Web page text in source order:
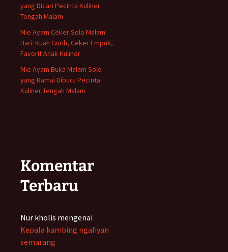
yang Dicari Pecinta Kuliner
Tengah Malam
Mie Ayam Ceker Solo Malam
Hari: Kuah Gurih, Ceker Empuk,
Favorit Anak Kuliner
Mie Ayam Buka Malam Solo
yang Ramai Diburu Pecinta
Kuliner Tengah Malam
Komentar
Terbaru
Nur kholis mengenai
Kepala kambing ngaliyan
semarang